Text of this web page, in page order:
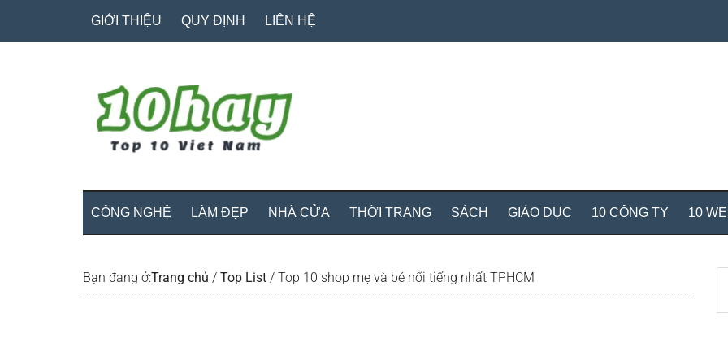
GIỚI THIỆU QUY ĐỊNH LIÊN HỆ
CÔNG NGHỆ LÀM ĐẸP NHÀ CỬA THỜI TRANG SÁCH GIÁO DỤC 10 CÔNG TY 10
Bạn đang ở:Trang chủ / Top List / Top 10 shop mẹ và bé nổi tiếng nhất TPHCM